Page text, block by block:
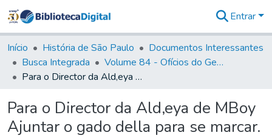
&
Coleções
Tudo na
Biblioteca
Estatísticas
Entrar
Início História de São Paulo
Documentos Interessantes
Busca Integrada
Volume 84 - Ofícios do General Martins Lopes de Saldanha (Governador da Capitania): 1782- 1786
Para o Director da Ald,eya de MBoy Ajuntar o gado della para se marcar.
Para o Director da Ald,eya de MBoy
Ajuntar o gado della para se marcar.